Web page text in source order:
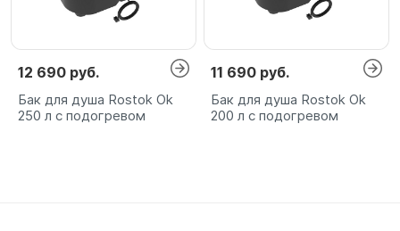
12 690 руб.
Бак для душа Rostok Ok
250 л с подогревом
11 690 руб.
Бак для душа Rostok Ok
200 л с подогревом